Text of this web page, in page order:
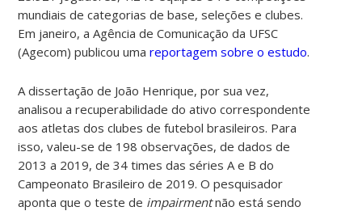
mundiais de categorias de base, seleções e clubes.
Em janeiro, a Agência de Comunicação da UFSC
(Agecom) publicou umareportagem sobre o estudo.
A dissertação de João Henrique, por sua vez,
analisou a recuperabilidade do ativo correspondente
aos atletas dos clubes de futebol brasileiros. Para
isso, valeu-se de 198 observações, de dados de
2013 a 2019, de 34 times das séries A e B do
Campeonato Brasileiro de 2019. O pesquisador
aponta que o teste de impairmentnão está sendo